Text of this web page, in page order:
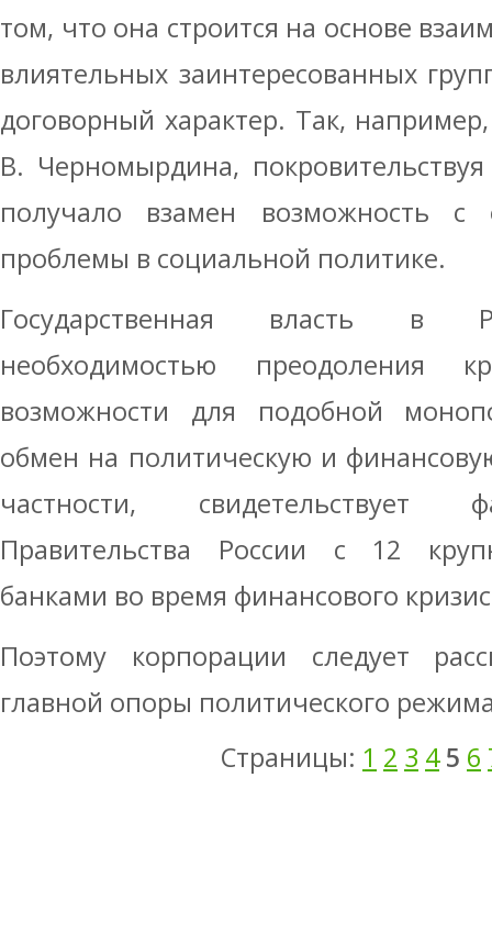
том, что она строится на основе
влиятельных заинтересованных
договорный характер. Так,
В. Черномырдина,
получало взамен возможность
проблемы в социальной политике.
Государственная власть в
необходимостью преодоления
возможности для подобной
обмен на политическую и
частности, свидетельствует
Правительства России с 12
банками во время финансового
Поэтому корпорации следует
главной опоры политического
Страницы: 1 2 3 4 5 6